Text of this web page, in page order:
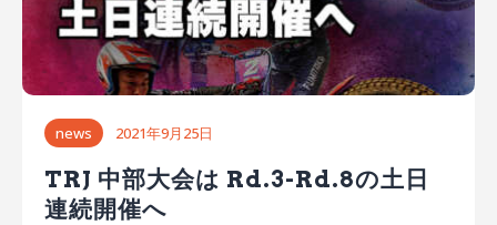
モトクロスバイクでのパフォーマンスを披露いたし
ます。 2輪ロードレースと4輪車レースの複合大会
にて、観戦に訪れるファンに向け、トライアル
（TRJ）とモトクロス（JMX）のトップライダーが
その魅力をアピールします。 小川選手・小島選手
のパフォーマンスを迫力の眼前でご覧いただき、そ
れぞれの競技での両選手の活躍をぜひ応援してくだ
news 2021年9月25日
TRJ 中部大会は Rd.3-Rd.8の土日
連続開催へ